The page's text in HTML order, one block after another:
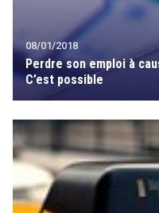
08/01/2018
Perdre son emploi à
C’est possible